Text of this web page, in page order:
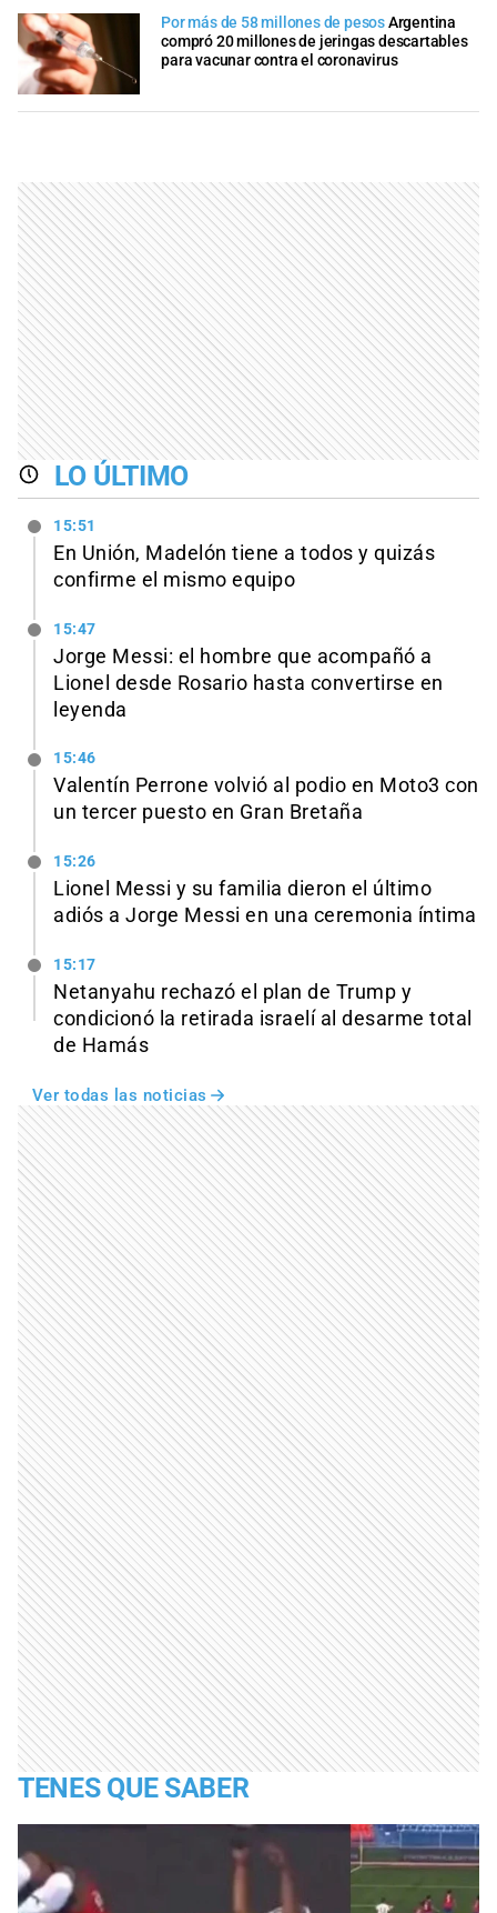
Por más de 58 millones de pesosArgentina
compró 20 millones de jeringas descartables
para vacunar contra el coronavirus
LO ÚLTIMO
15:51
En Unión, Madelón tiene a todos y quizás
confirme el mismo equipo
15:47
Jorge Messi: el hombre que acompañó a
Lionel desde Rosario hasta convertirse en
leyenda
15:46
Valentín Perrone volvió al podio en Moto3 con
un tercer puesto en Gran Bretaña
15:26
Lionel Messi y su familia dieron el último
adiós a Jorge Messi en una ceremonia íntima
15:17
Netanyahu rechazó el plan de Trump y
condicionó la retirada israelí al desarme total
de Hamás
Ver todas las noticias
TENES QUE SABER